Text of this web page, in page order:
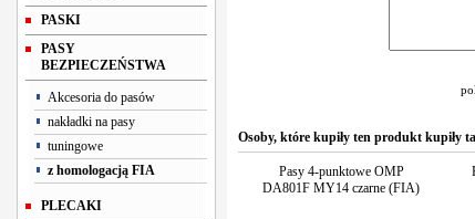
PASKI
PASY
BEZPIECZEŃSTWA
Akcesoria do pasów
nakładki na pasy
tuningowe
z homologacją FIA
PLECAKI
Osoby, które kupiły ten produkt kupiły
Pasy 4-punktowe OMP
DA801F MY14 czarne (FIA)